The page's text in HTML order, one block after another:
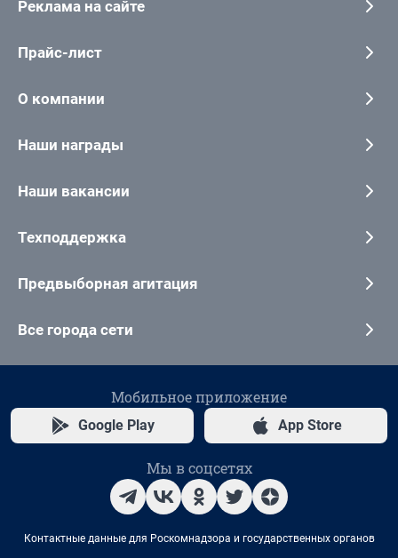
Реклама на сайте
Прайс-лист
О компании
Наши награды
Наши вакансии
Техподдержка
Предвыборная агитация
Все города сети
Мобильное приложение
Google Play App Store
Мы в соцсетях
Контактные данные для Роскомнадзора и государственных органов